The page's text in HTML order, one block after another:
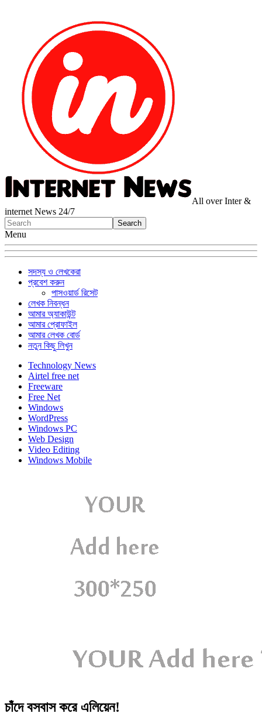
All over Inter &
internet News 24/7
Menu
সদস্য ও লেখকেরা
প্রবেশ করুন
পাসওয়ার্ড রিসেট
লেখক নিবন্ধন
আমার অ্যাকাউন্ট
আমার প্রোফাইল
আমার লেখক বোর্ড
নতুন কিছু লিখুন
Technology News
Airtel free net
Freeware
Free Net
Windows
WordPress
Windows PC
Web Design
Video Editing
Windows Mobile
চাঁদে বসবাস করে এলিয়েন!